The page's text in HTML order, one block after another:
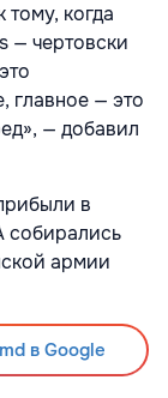
когда
— чертовски
главное — это
— добавил
в
собирались
армии
в Google